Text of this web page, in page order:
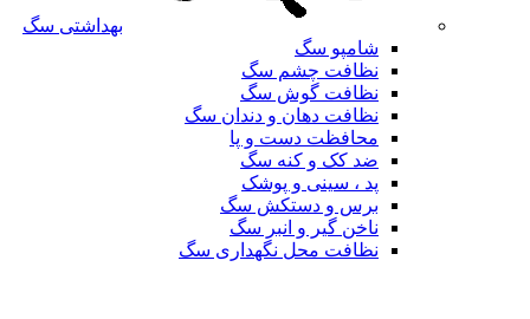
بهداشتی سگ
شامپو سگ
نظافت چشم سگ
نظافت گوش سگ
نظافت دهان و دندان سگ
محافظت دست و پا
ضد کک و کنه سگ
پد ، سینی و پوشک
برس و دستکش سگ
ناخن گیر و انبر سگ
نظافت محل نگهداری سگ